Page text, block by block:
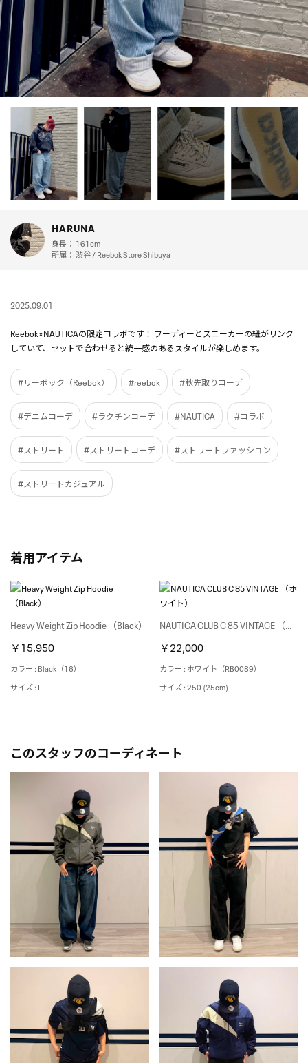
HARUNA
身長： 161cm
所属： 渋谷 / Reebok Store Shibuya
2025.09.01
Reebok×NAUTICAの限定コラボです！ フーディーとスニーカーの紐がリンク
していて、セットで合わせると統一感のあるスタイルが楽しめます。
#リーボック（Reebok） #reebok #秋先取りコーデ
#デニムコーデ #ラクチンコーデ #NAUTICA #コラボ
#ストリート #ストリートコーデ #ストリートファッション
#ストリートカジュアル
着用アイテム
Heavy Weight Zip Hoodie （Black）
￥15,950
カラー : Black（16）
サイズ : L
NAUTICA CLUB C 85 VINTAGE （ホワイト）
￥22,000
カラー : ホワイト（RB0089）
サイズ : 250 (25cm)
このスタッフのコーディネート